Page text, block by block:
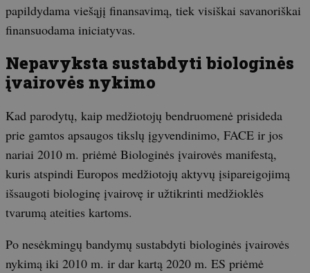
papildydama viešąjį finansavimą, tiek visiškai savanoriškai
finansuodama iniciatyvas.
Nepavyksta sustabdyti biologinės
įvairovės nykimo
Kad parodytų, kaip medžiotojų bendruomenė prisideda
prie gamtos apsaugos tikslų įgyvendinimo, FACE ir jos
nariai 2010 m. priėmė Biologinės įvairovės manifestą,
kuris atspindi Europos medžiotojų aktyvų įsipareigojimą
išsaugoti biologinę įvairovę ir užtikrinti medžioklės
tvarumą ateities kartoms.
Po nesėkmingų bandymų sustabdyti biologinės įvairovės
nykimą iki 2010 m. ir dar kartą 2020 m. ES priėmė